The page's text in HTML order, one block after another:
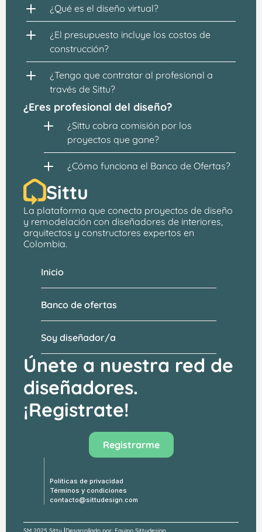
¿Qué es el diseño virtual?
¿El presupuesto incluye los costos de
construcción?
¿Tengo que contratar al profesional a
través de Sittu?
¿Eres profesional del diseño?
¿Sittu cobra comisión por los
proyectos que gane?
¿Cómo funciona el Banco de Ofertas?
Sittu
La plataforma que conecta proyectos de diseño
y remodelación con diseñadores de interiores,
arquitectos y constructores expertos en
Colombia.
Banco de ofertas
Soy diseñador/a
Inicio
Únete a nuestra red de
diseñadores.
¡Registrate!
Registrarme
Políticas de privacidad
Términos y condiciones
contacto@sittudesign.com